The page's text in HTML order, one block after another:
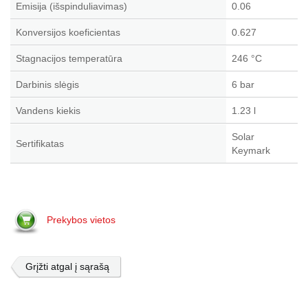
Emisija (išspinduliavimas) 0.06
Konversijos koeficientas 0.627
Stagnacijos temperatūra 246 °C
Darbinis slėgis 6 bar
Vandens kiekis 1.23 l
Sertifikatas
Solar
Keymark
Prekybos vietos
Grįžti atgal į sąrašą